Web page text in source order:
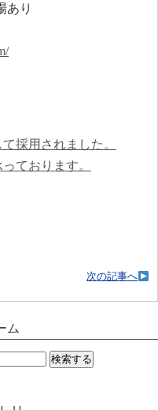
あり
採用されました。
ております。
次の記事へ
ム